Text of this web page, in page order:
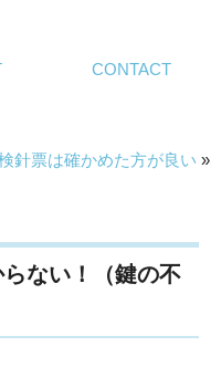
CONTACT
針票は確かめた方が良い »
ない！（鍵の不